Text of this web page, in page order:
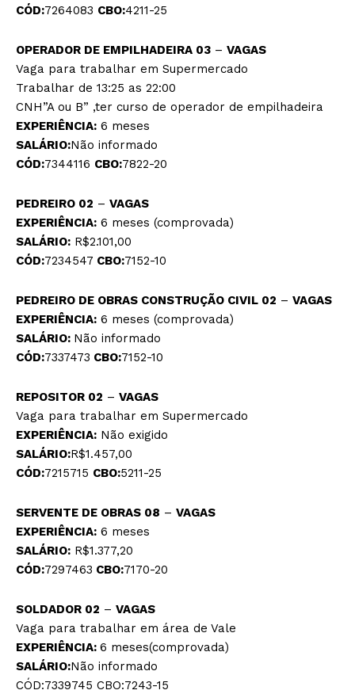
CÓD:7264083 CBO:4211-25
OPERADOR DE EMPILHADEIRA 03 – VAGAS
Vaga para trabalhar em Supermercado
Trabalhar de 13:25 as 22:00
CNH”A ou B” ,ter curso de operador de empilhadeira
EXPERIÊNCIA: 6 meses
SALÁRIO:Não informado
CÓD:7344116 CBO:7822-20
PEDREIRO 02 – VAGAS
EXPERIÊNCIA: 6 meses (comprovada)
SALÁRIO: R$2.101,00
CÓD:7234547 CBO:7152-10
PEDREIRO DE OBRAS CONSTRUÇÃO CIVIL 02 – VAGAS
EXPERIÊNCIA: 6 meses (comprovada)
SALÁRIO: Não informado
CÓD:7337473 CBO:7152-10
REPOSITOR 02 – VAGAS
Vaga para trabalhar em Supermercado
EXPERIÊNCIA: Não exigido
SALÁRIO:R$1.457,00
CÓD:7215715 CBO:5211-25
SERVENTE DE OBRAS 08 – VAGAS
EXPERIÊNCIA: 6 meses
SALÁRIO: R$1.377,20
CÓD:7297463 CBO:7170-20
SOLDADOR 02 – VAGAS
Vaga para trabalhar em área de Vale
EXPERIÊNCIA: 6 meses(comprovada)
SALÁRIO:Não informado
CÓD:7339745 CBO:7243-15